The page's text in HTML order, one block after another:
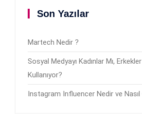
Son Yazılar
Martech Nedir ?
Sosyal Medyayı Kadınlar Mı,
Kullanıyor?
Instagram Influencer Nedir ve Nasıl